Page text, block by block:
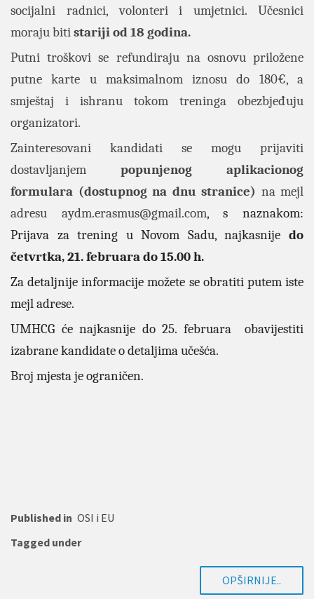
socijalni radnici, volonteri i umjetnici. Učesnici
moraju bitistariji od 18 godina.
Putni troškovi se refundiraju na osnovu priložene
putne karte u maksimalnom iznosu do 180€, a
smještaj i ishranu tokom treninga obezbjeđuju
organizatori.
Zainteresovani kandidati se mogu prijaviti
dostavljanjem popunjenog aplikacionog
formulara (dostupnog na dnu stranice) na mejl
adresu
aydm.erasmus@gmail.com, s naznakom:
Prijava za trening u Novom Sadu, najkasnije do
četvrtka, 21. februara do 15.00 h.
Za detaljnije informacije možete se obratiti putem iste
mejl adrese.
UMHCG će najkasnije do 25. februara obavijestiti
izabrane kandidate o detaljima učešća.
Broj mjesta je ograničen.
Published in OSI i EU
Tagged under
OPŠIRNIJE..